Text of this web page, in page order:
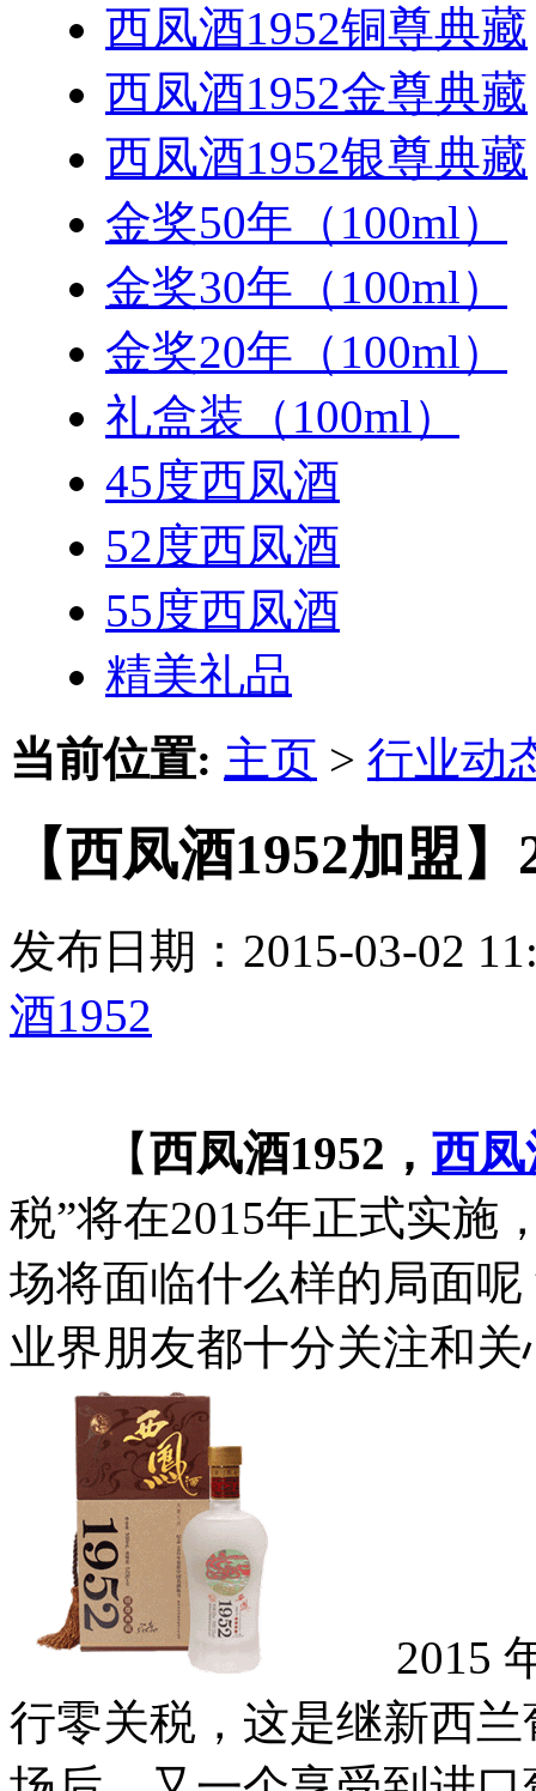
西凤酒1952铜尊典藏
西凤酒1952金尊典藏
西凤酒1952银尊典藏
金奖50年（100ml）
金奖30年（100ml）
金奖20年（100ml）
礼盒装（100ml）
45度西凤酒
52度西凤酒
55度西凤酒
精美礼品
当前位置: 主页 > 行业动
【西凤酒1952加盟
发布日期：2015-03-02
酒1952
【西凤酒1952， 西
税”将在2015年正式实施
场将面临什么样的局面
业界朋友都十分关注和
2015 年
行零关税，这是继新西